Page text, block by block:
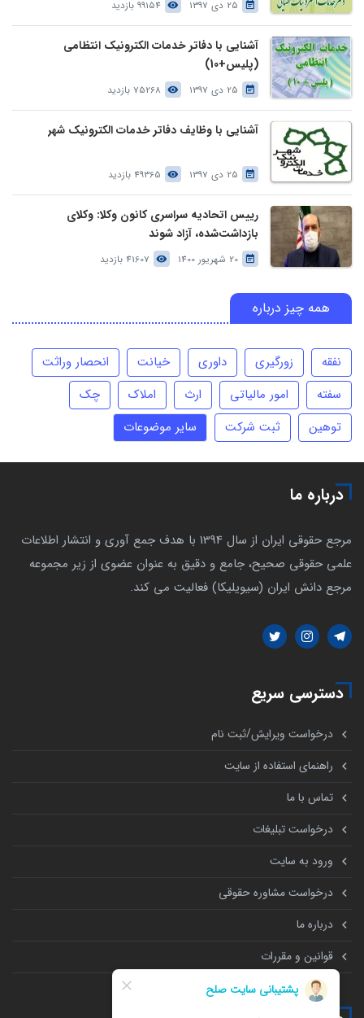
25 دی 1397 99154 بازدید
آشنایی با دفاتر خدمات الکترونیک انتظامی
(پلیس+10)
25 دی 1397 75268 بازدید
آشنایی با وظایف دفاتر خدمات الکترونیک شهر
25 دی 1397 49365 بازدید
رییس اتحادیه سراسری کانون وکلا: وکلای
بازداشت‌شده، آزاد شوند
20 شهریور 1400 41607 بازدید
همه چیز درباره
نفقه زورگیری داوری خیانت
انحصار وراثت
سفته
امور مالیاتی ارث املاک
چک
توهین
ثبت شرکت سایر موضوعات
درباره ما
مرجع حقوقی ایران از سال 1394 با هدف جمع آوری و انتشار اطلاعات
علمی حقوقی صحیح، جامع و دقیق به عنوان عضوی از زیر مجموعه
مرجع دانش ایران (سیویلیکا) فعالیت می کند.
دسترسی سریع
درخواست ویرایش/ثبت نام
راهنمای استفاده از سایت
تماس با ما
درخواست تبلیغات
ورود به سایت
درخواست مشاوره حقوقی
درباره ما
قوانین و مقررات